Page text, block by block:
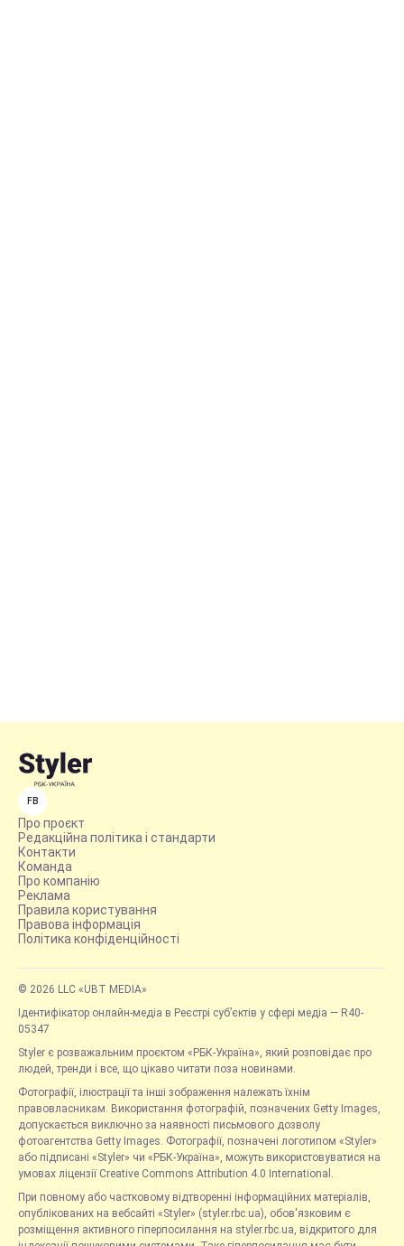
FB
Про проєкт
Редакційна політика і стандарти
Контакти
Команда
Про компанію
Реклама
Правила користування
Правова інформація
Політика конфіденційності
© 2026 LLC «UBT MEDIA»
Ідентифікатор онлайн-медіа в Реєстрі суб’єктів у сфері медіа — R40-
05347
Styler є розважальним проєктом «РБК-Україна», який розповідає про
людей, тренди і все, що цікаво читати поза новинами.
Фотографії, ілюстрації та інші зображення належать їхнім
правовласникам. Використання фотографій, позначених Getty Images,
допускається виключно за наявності письмового дозволу
фотоагентства Getty Images. Фотографії, позначені логотипом «Styler»
або підписані «Styler» чи «РБК-Україна», можуть використовуватися на
умовах ліцензії Creative Commons Attribution 4.0 International.
При повному або частковому відтворенні інформаційних матеріалів,
опублікованих на вебсайті «Styler» (styler.rbc.ua), обов'язковим є
розміщення активного гіперпосилання на styler.rbc.ua, відкритого для